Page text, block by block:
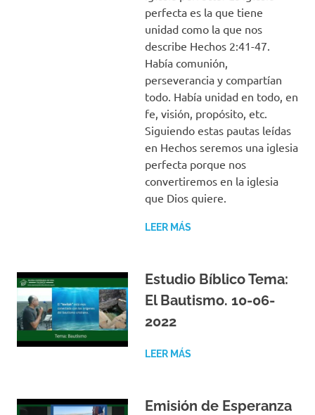
perfecta es la que tiene
unidad como la que nos
describe Hechos 2:41-47.
Había comunión,
perseverancia y compartían
todo. Había unidad en todo, en
fe, visión, propósito, etc.
Siguiendo estas pautas leídas
en Hechos seremos una iglesia
perfecta porque nos
convertiremos en la iglesia
que Dios quiere.
LEER MÁS
Estudio Bíblico Tema:
El Bautismo. 10-06-
2022
LEER MÁS
Emisión de Esperanza